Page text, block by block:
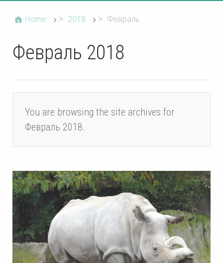
Home > 2018 > Февраль
Февраль 2018
You are browsing the site archives for
Февраль 2018.